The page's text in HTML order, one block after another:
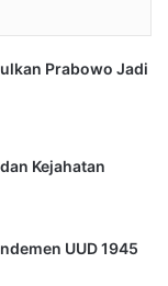
Prabowo Jadi
Kejahatan
UUD 1945